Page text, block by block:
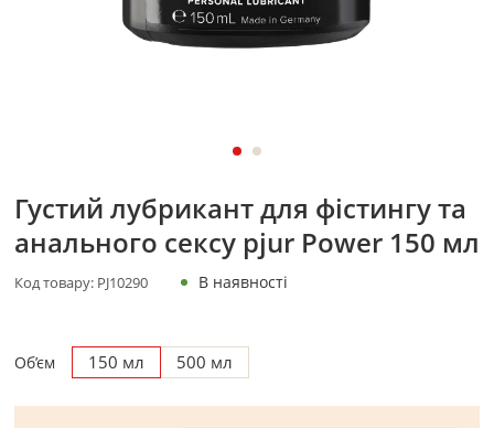
Густий лубрикант для фістингу та
анального сексу pjur Power 150 мл
Код товару: PJ10290 В наявності
Об’єм 150 мл 500 мл